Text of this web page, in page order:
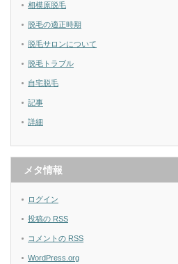
相模原脱毛
脱毛の適正時期
脱毛サロンについて
脱毛トラブル
自宅脱毛
記事
詳細
メタ情報
ログイン
投稿の RSS
コメントの RSS
WordPress.org